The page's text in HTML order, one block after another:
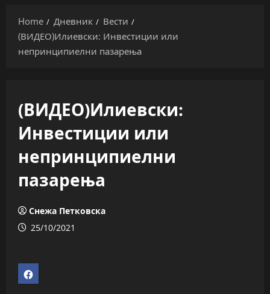
Home Дневник
Вести
(ВИДЕО)Илиевски: Инвестиции или
непринципиелни пазарења
(ВИДЕО)Илиевски:
Инвестиции или
непринципиелни
пазарења
Снежа Петковска
25/10/2021